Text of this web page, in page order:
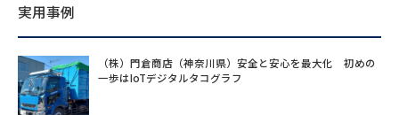
実用事例
（株）門倉商店（神奈川県）安全と安心を最大化 初めの
一歩はIoTデジタルタコグラフ